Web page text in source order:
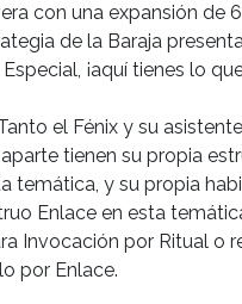
con una expansión de
de la Baraja
¡aquí tienes lo
el Fénix y su
tienen su propia
y su propia
Enlace en esta
Invocación por Ritual o
por Enlace.